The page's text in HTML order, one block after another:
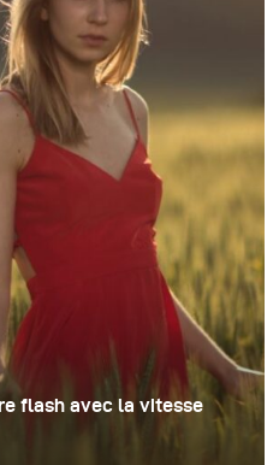
flash avec la vitesse